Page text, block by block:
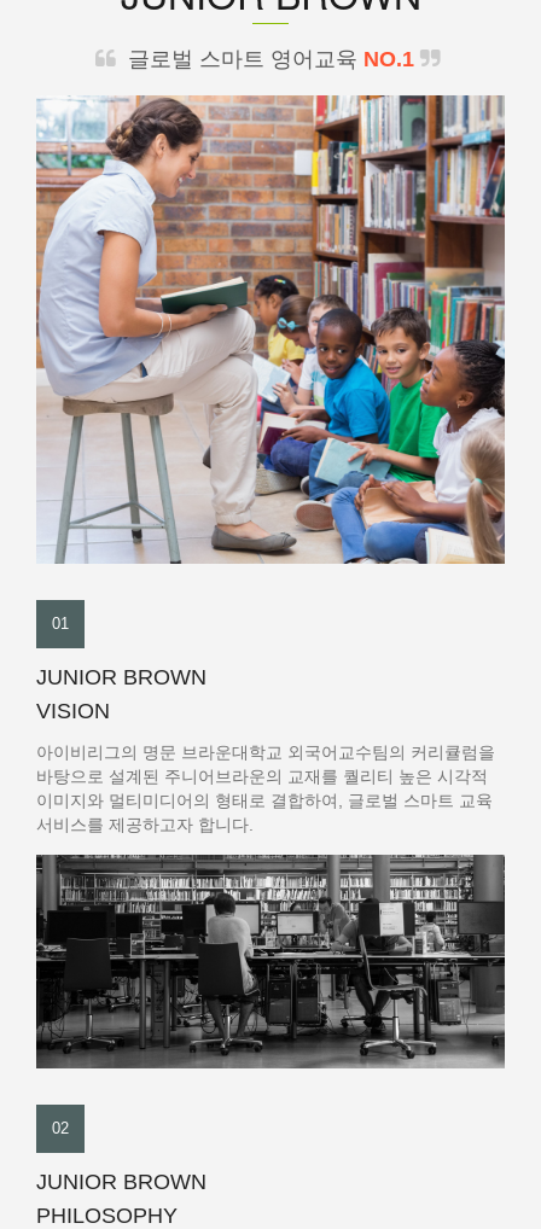
글로벌 스마트 영어교육 NO.1
01
JUNIOR BROWN
VISION
아이비리그의 명문 브라운대학교 외국어교수팀의 커리큘럼을
바탕으로 설계된 주니어브라운의 교재를 퀄리티 높은 시각적
이미지와 멀티미디어의 형태로 결합하여, 글로벌 스마트 교육
서비스를 제공하고자 합니다.
02
JUNIOR BROWN
PHILOSOPHY